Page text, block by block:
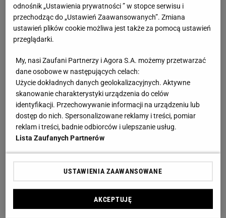
Nowocześnie, ale z duszą
Wnętrze ma jasną kolorystykę - ściany są białe, a
lśnią metalicznym blaskiem. Szafki z gładkimi
drzwiczkami zdobią długie relingowe uchwyty.
I górne, i dolne zawieszono na ścianie. Dzięki temu
wydają się lżejsze i mniejsze, ułatwiają też
utrzymanie czystości w pomieszczeniu. W tym
wnętrzu nowoczesność umiejętnie połączono z
tradycją. Znalazły tu swoje miejsce kolekcja
cynowych i stalowych naczyń o staromodnych
kształtach oraz stary dębowy stół przykryty lnianą
odnośnik „Ustawienia prywatności ” w stopce serwisu i
przechodząc do „Ustawień Zaawansowanych”. Zmiana
ustawień plików cookie możliwa jest także za pomocą ustawień
przeglądarki.
My, nasi Zaufani Partnerzy i Agora S.A. możemy przetwarzać
dane osobowe w następujących celach:
Użycie dokładnych danych geolokalizacyjnych. Aktywne
skanowanie charakterystyki urządzenia do celów
identyfikacji. Przechowywanie informacji na urządzeniu lub
dostęp do nich. Spersonalizowane reklamy i treści, pomiar
reklam i treści, badnie odbiorców i ulepszanie usług.
Lista Zaufanych Partnerów
USTAWIENIA ZAAWANSOWANE
AKCEPTUJĘ